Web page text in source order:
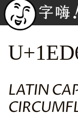
LATIN